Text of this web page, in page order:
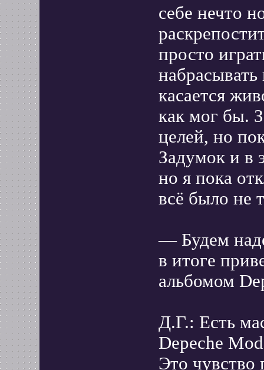
себе нечто
просто
касается
как мог бы.
целей, но
Задумок и в
но я пока
всё было не
— Будем
в итоге
альбомом
Д.Г.: Есть
Depeche
Это